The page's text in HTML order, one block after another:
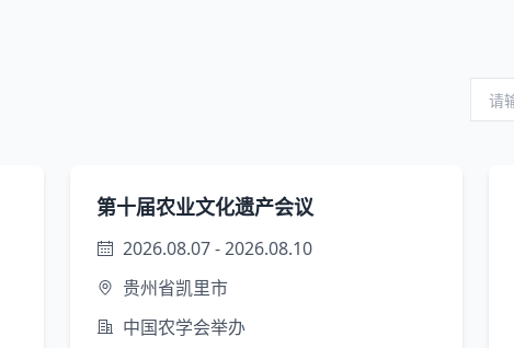
第十届农业文化遗产会议
2026.08.07 - 2026.08.10
贵州省凯里市
中国农学会举办